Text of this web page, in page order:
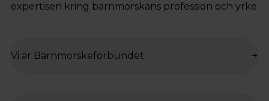
expertisen kring barnmorskans profession och yrke.
Vi är Barnmorskeförbundet